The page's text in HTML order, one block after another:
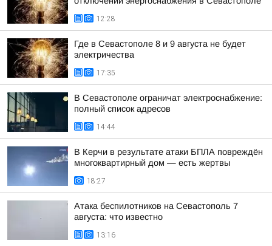
12:28
Где в Севастополе 8 и 9 августа не будет
электричества
17:35
В Севастополе ограничат электроснабжение:
полный список адресов
14:44
В Керчи в результате атаки БПЛА повреждён
многоквартирный дом — есть жертвы
18:27
Атака беспилотников на Севастополь 7
августа: что известно
13:16